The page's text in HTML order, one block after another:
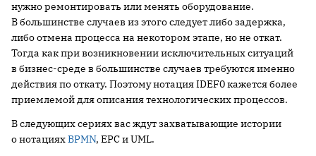
нужно ремонтировать или менять оборудование.
В большинстве случаев из этого следует либо задержка,
либо отмена процесса на некотором этапе, но не откат.
Тогда как при возникновении исключительных ситуаций
в бизнес-среде в большинстве случаев требуются именно
действия по откату. Поэтому нотация IDEF0 кажется более
приемлемой для описания технологических процессов.
В следующих сериях вас ждут захватывающие истории
о нотацияхBPMN, EPC и UML.